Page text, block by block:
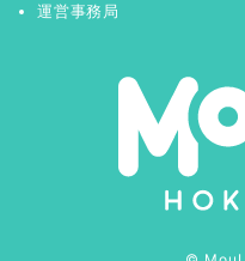
運営事務局